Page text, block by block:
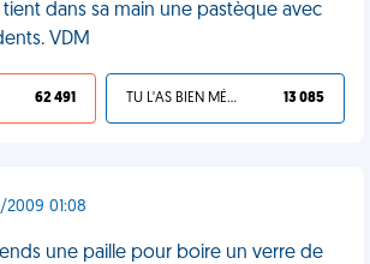
dans sa main une pastèque avec
VDM
62 491 TU L'AS BIEN MÉRITÉ 13 085
01:08
une paille pour boire un verre de